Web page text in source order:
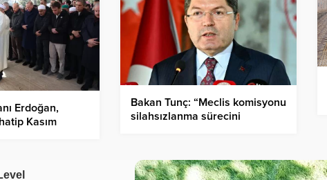
Erdoğan,
Kasım
Bakan Tunç: “Meclis komisyonu
silahsızlanma sürecini